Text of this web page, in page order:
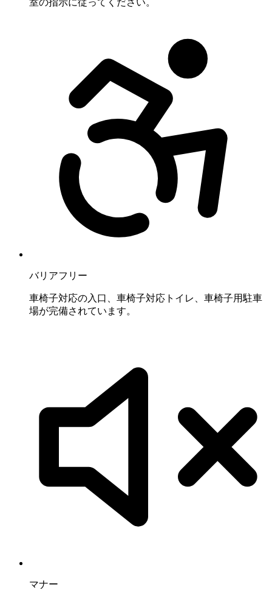
室の指示に従ってください。
バリアフリー
車椅子対応の入口、車椅子対応トイレ、車椅子用駐車
場が完備されています。
マナー